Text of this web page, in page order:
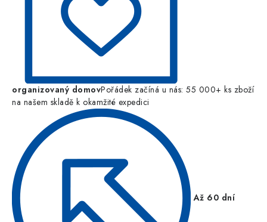
organizovaný domovPořádek začíná u nás: 55 000+ ks zboží
na našem skladě k okamžité expedici
Až 60 dní